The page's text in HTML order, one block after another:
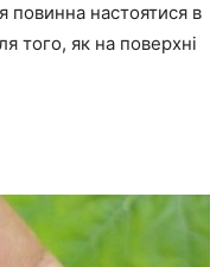
повинна настоятися в
того, як на поверхні